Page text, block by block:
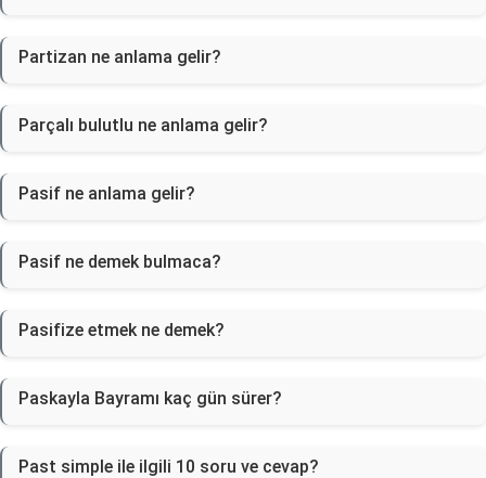
Partizan ne anlama gelir?
Parçalı bulutlu ne anlama gelir?
Pasif ne anlama gelir?
Pasif ne demek bulmaca?
Pasifize etmek ne demek?
Paskayla Bayramı kaç gün sürer?
Past simple ile ilgili 10 soru ve cevap?